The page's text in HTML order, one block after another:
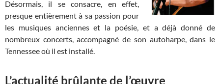
Désormais, il se consacre, en effet,
presque entièrement à sa passion pour
les musiques anciennes et la poésie, et a déjà donné de
nombreux concerts, accompagné de son autoharpe, dans le
Tennessee où il est installé.
L’actualité brûlante de l’œuvre